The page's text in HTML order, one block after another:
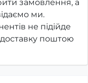
замовлення, а
ми.
не підійде
доставку поштою